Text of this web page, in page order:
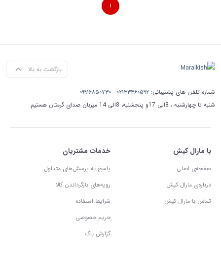
۱
بازگشت به بالا
شماره تلفن های پشتیبانی: ۰۲۱۳۳۴۶۰۵۹۲ - ۰۹۹۱۶۸۵۰۷۳۰
شنبه تا چهارشنبه ، 8الی 17و پنجشنبه، 8الی 14 میزبان صدای گرمتان هستیم
با مارال کیش
صفحه‌ی اصلی
درباره‌ی مارال کیش
تماس با مارال کیش
خدمات مشتریان
پاسخ به پرسش‌های متداول
رویه‌های بازگرداندن کالا
شرایط استفاده
حریم خصوصی
گزارش باگ